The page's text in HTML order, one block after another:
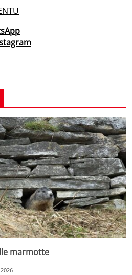
marmotte